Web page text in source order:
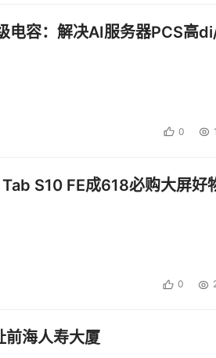
电容：解决AI服务器PCS高
0
S10 FE成618必购大屏好
0
前海人寿大厦